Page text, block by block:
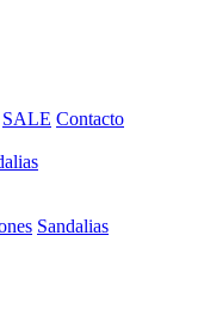
SALE Contacto
Sandalias